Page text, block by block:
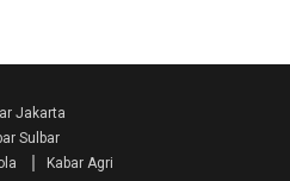
Jakarta
Sulbar
Kabar Agri